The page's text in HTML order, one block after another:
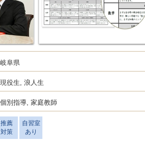
岐阜県
現役生, 浪人生
個別指導, 家庭教師
推薦
対策
自習室
あり